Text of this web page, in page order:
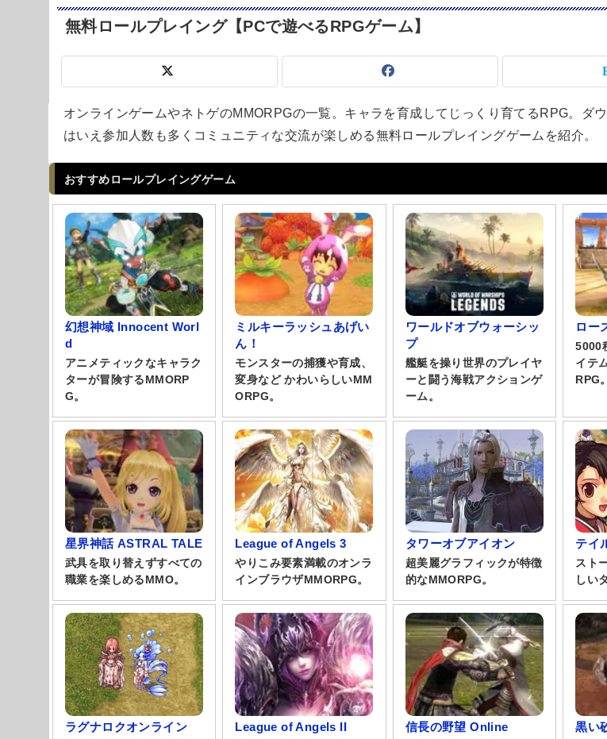
無料ロールプレイング【PCで遊べるRPGゲーム】
オンラインゲームやネトゲのMMORPGの一覧。キャラを育成してじっくり育てるRPG。ダ
はいえ参加人数も多くコミュニティな交流が楽しめる無料ロールプレイングゲームを紹介。
おすすめロールプレイングゲーム
幻想神域 Innocent Worl
d
アニメティックなキャラク
ターが冒険するMMORP
G。
ミルキーラッシュあげい
ん！
モンスターの捕獲や育成、
変身など かわいらしいMM
ORPG。
ワールドオブウォーシッ
プ
艦艇を操り世界のプレイヤ
ーと闘う海戦アクションゲ
ーム。
ロー
5000
イテ
RPG。
星界神話 ASTRAL TALE
武具を取り替えずすべての
職業を楽しめるMMO。
League of Angels 3
やりこみ要素満載のオンラ
インブラウザMMORPG。
タワーオブアイオン
超美麗グラフィックが特徴
的なMMORPG。
テイ
スト
しい
ラグナロクオンライン League of Angels II 信長の野望 Online 黒い